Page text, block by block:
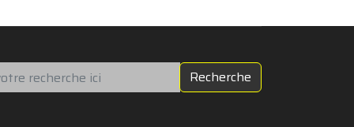
Recherche